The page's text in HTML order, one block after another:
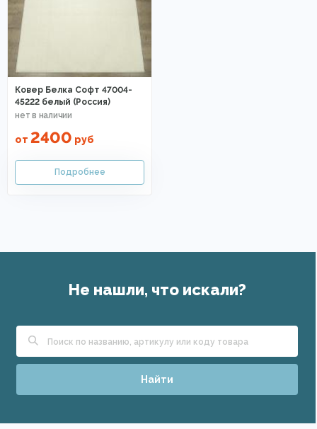
Ковер Белка Софт 47004-
45222 белый (Россия)
от 2400 руб
Не нашли, что искали?
Найти